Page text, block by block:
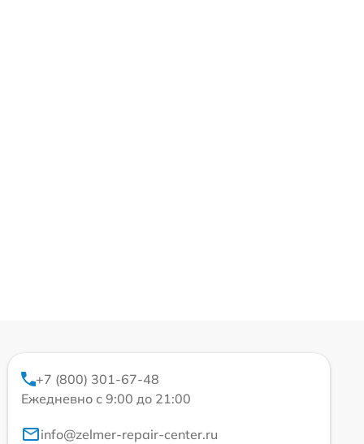
+7 (800) 301-67-48
Ежедневно с 9:00 до 21:00
info@zelmer-repair-center.ru